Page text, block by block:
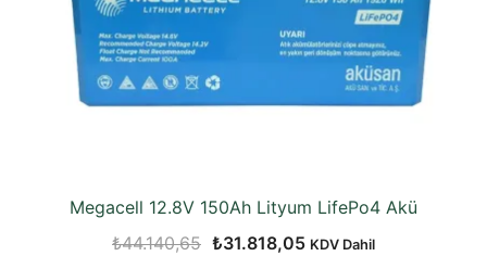
Megacell 12.8V 150Ah Lityum LifePo4 Akü
₺44.140,65 Orijinal
₺31.818,05Şu
KDV Dahil